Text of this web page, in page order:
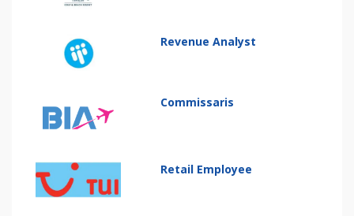
Revenue Analyst
Commissaris
Retail Employee